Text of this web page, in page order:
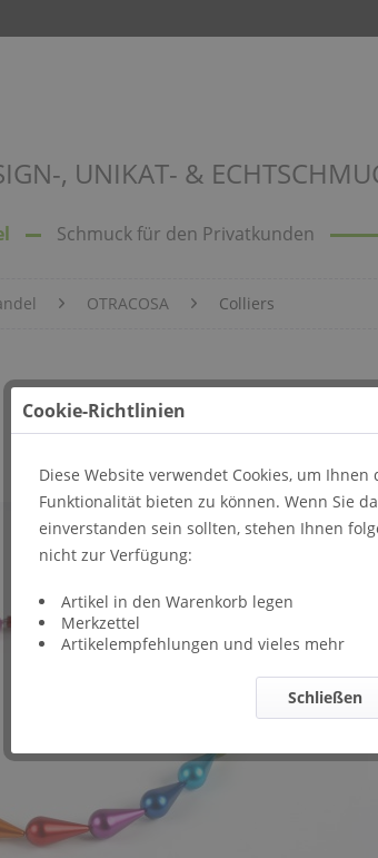
, UNIKAT- &
Schmuck für den Privatkunden
OTRACOSA Colliers
Cookie-Richtlinien
Diese Website verwendet Cookies, um Ihnen
Funktionalität bieten zu können. Wenn Sie
einverstanden sein sollten, stehen Ihnen
nicht zur Verfügung:
Artikel in den Warenkorb legen
Merkzettel
Artikelempfehlungen und vieles mehr
Schließen